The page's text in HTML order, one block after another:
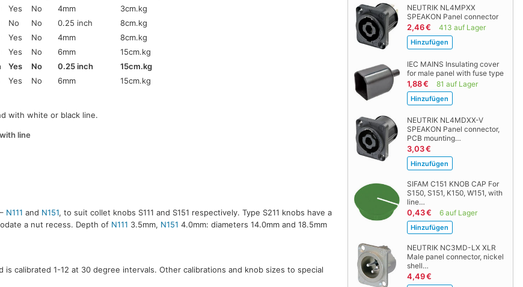
NEUTRIK NL4MPXX
SPEAKON Panel connector
2,46 € 413 auf Lager
IEC MAINS Insulating cover
for male panel with fuse type
1,88 € 81 auf Lager
NEUTRIK NL4MDXX-V
SPEAKON Panel connector,
PCB mounting…
3,03 €
SIFAM C151 KNOB CAP For
S150, S151, K150, W151, with
line…
0,43 € 6 auf Lager
NEUTRIK NC3MD-LX XLR
Male panel connector, nickel
shell…
4,49 €
Yes No 4mm
3cm.kg
No No 0.25 inch
8cm.kg
Yes No 4mm
8cm.kg
Yes No 6mm
15cm.kg
Yes No 0.25 inch
15cm.kg
Yes No 6mm 15cm.kg
with white or black line.
line
N111 and N151, to suit collet knobs S111 and S151 respectively. Type S211 knobs have a
a nut recess. Depth of N111 3.5mm, N151 4.0mm: diameters 14.0mm and 18.5mm
is calibrated 1-12 at 30 degree intervals. Other calibrations and knob sizes to special